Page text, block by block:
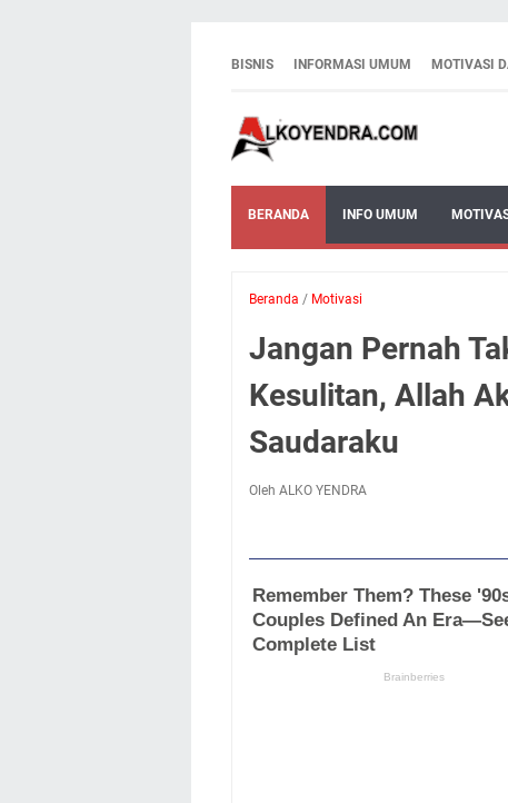
BISNIS INFORMASI UMUM MOTIVASI
BERANDA INFO UMUM
Beranda / Motivasi
Jangan Pernah
Kesulitan, Allah
Saudaraku
Oleh ALKO YENDRA